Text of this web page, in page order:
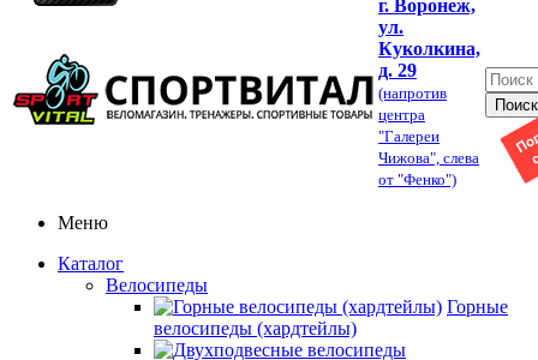
г. Воронеж,
ул.
Куколкина,
д. 29
(напротив
центра
"Галереи
Чижова", слева
от "Фенко")
Меню
Каталог
Велосипеды
Горные
велосипеды (хардтейлы)